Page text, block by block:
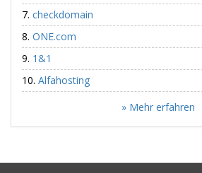
checkdomain
ONE.com
1&1
Alfahosting
» Mehr erfahren